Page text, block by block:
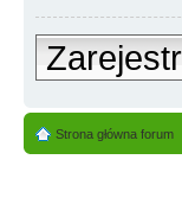
Strona główna forum